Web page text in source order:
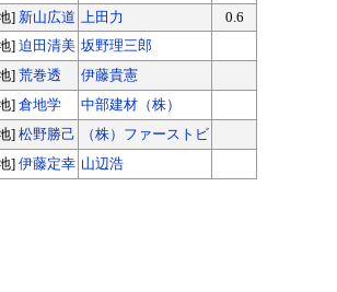
] 新山広道 上田力
0.6
] 迫田清美 坂野理三郎
] 荒巻透
伊藤貴憲
] 倉地学
中部建材（株）
] 松野勝己
（株）ファーストビ
] 伊藤定幸 山辺浩